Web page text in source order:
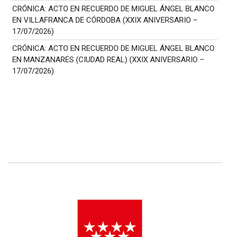
CRÓNICA: ACTO EN RECUERDO DE MIGUEL ÁNGEL BLANCO
EN VILLAFRANCA DE CÓRDOBA (XXIX ANIVERSARIO –
17/07/2026)
CRÓNICA: ACTO EN RECUERDO DE MIGUEL ÁNGEL BLANCO
EN MANZANARES (CIUDAD REAL) (XXIX ANIVERSARIO –
17/07/2026)